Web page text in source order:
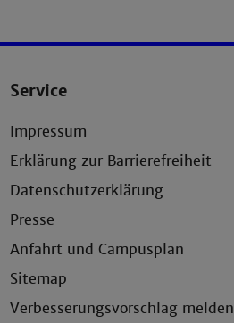
Service
Impressum
Erklärung zur Barrierefreiheit
Datenschutzerklärung
Presse
Anfahrt und Campusplan
Sitemap
Verbesserungsvorschlag melden